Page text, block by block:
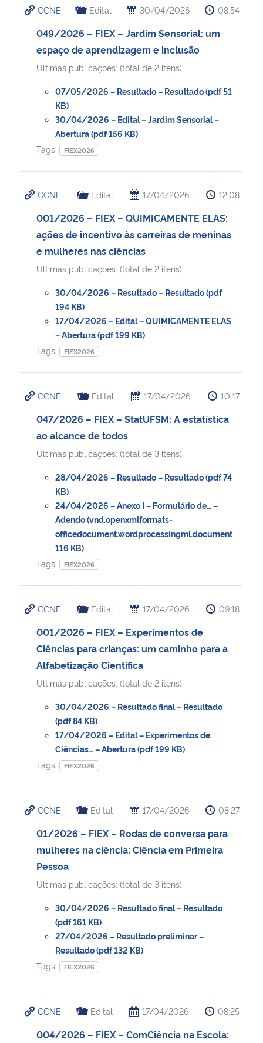
Ministério da Cidadania
Ministério de Minas e Energia
Ministério da Ciência, Tecnologia, Inovações e Comunicações
Ministério do Meio Ambiente
Ministério do Desenvolvimento Regional
Secretaria-Geral
Secretaria de Governo
Gabinete de Segurança Institucional
Banco Central do Brasil
CCNE Edital 30/04/2026 08:54
049/2026 – FIEX – Jardim Sensorial: um
espaço de aprendizagem e inclusão
Ultimas publicações: (total de 2 itens)
07/05/2026 – Resultado – Resultado (pdf 51
KB)
30/04/2026 – Edital – Jardim Sensorial –
Abertura (pdf 156 KB)
Tags:
FIEX2026
CCNE Edital 17/04/2026 12:08
001/2026 – FIEX – QUIMICAMENTE ELAS:
ações de incentivo às carreiras de meninas
e mulheres nas ciências
Ultimas publicações: (total de 2 itens)
30/04/2026 – Resultado – Resultado (pdf
194 KB)
17/04/2026 – Edital – QUIMICAMENTE ELAS
– Abertura (pdf 199 KB)
Tags:
FIEX2026
CCNE Edital 17/04/2026 10:17
047/2026 – FIEX – StatUFSM: A estatística
ao alcance de todos
Ultimas publicações: (total de 3 itens)
28/04/2026 – Resultado – Resultado (pdf 74
KB)
24/04/2026 – Anexo I – Formulário de… –
Adendo (vnd.openxmlformats-
officedocument.wordprocessingml.document
116 KB)
Tags:
FIEX2026
CCNE Edital 17/04/2026 09:18
001/2026 – FIEX – Experimentos de
Ciências para crianças: um caminho para a
Alfabetização Científica
Ultimas publicações: (total de 2 itens)
30/04/2026 – Resultado final – Resultado
(pdf 84 KB)
17/04/2026 – Edital – Experimentos de
Ciências… – Abertura (pdf 199 KB)
Tags:
FIEX2026
CCNE Edital 17/04/2026 08:27
01/2026 – FIEX – Rodas de conversa para
mulheres na ciência: Ciência em Primeira
Pessoa
Ultimas publicações: (total de 3 itens)
30/04/2026 – Resultado final – Resultado
(pdf 161 KB)
27/04/2026 – Resultado preliminar –
Resultado (pdf 132 KB)
Tags:
FIEX2026
CCNE Edital 17/04/2026 08:25
004/2026 – FIEX – ComCiência na Escola: